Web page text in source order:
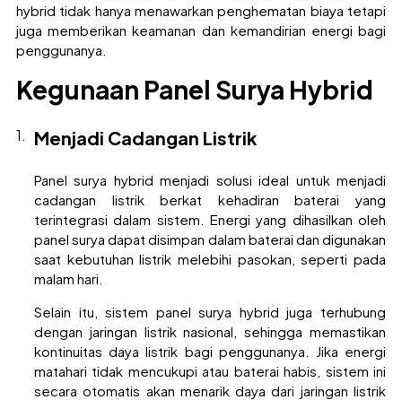
hybrid tidak hanya menawarkan penghematan biaya tetapi
juga memberikan keamanan dan kemandirian energi bagi
penggunanya.
Kegunaan Panel Surya Hybrid
Menjadi Cadangan Listrik
Panel surya hybrid menjadi solusi ideal untuk menjadi
cadangan listrik berkat kehadiran baterai yang
terintegrasi dalam sistem. Energi yang dihasilkan oleh
panel surya dapat disimpan dalam baterai dan digunakan
saat kebutuhan listrik melebihi pasokan, seperti pada
malam hari.
Selain itu, sistem panel surya hybrid juga terhubung
dengan jaringan listrik nasional, sehingga memastikan
kontinuitas daya listrik bagi penggunanya. Jika energi
matahari tidak mencukupi atau baterai habis, sistem ini
secara otomatis akan menarik daya dari jaringan listrik